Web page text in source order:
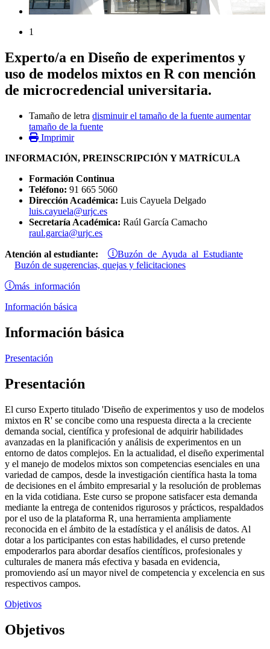
1
Experto/a en Diseño de experimentos y
uso de modelos mixtos en R con mención
de microcredencial universitaria.
Tamaño de letra disminuir el tamaño de la fuente aumentar
tamaño de la fuente
Imprimir
INFORMACIÓN, PREINSCRIPCIÓN Y MATRÍCULA
Formación Continua
Teléfono: 91 665 5060
Dirección Académica: Luis Cayuela Delgado
luis.cayuela@urjc.es
Secretaría Académica: Raúl García Camacho
raul.garcia@urjc.es
Atención al estudiante: Buzón de Ayuda al Estudiante
Buzón de sugerencias, quejas y felicitaciones
más información
Información básica
Información básica
Presentación
Presentación
El curso Experto titulado 'Diseño de experimentos y uso de modelos
mixtos en R' se concibe como una respuesta directa a la creciente
demanda social, científica y profesional de adquirir habilidades
avanzadas en la planificación y análisis de experimentos en un
entorno de datos complejos. En la actualidad, el diseño experimental
y el manejo de modelos mixtos son competencias esenciales en una
variedad de campos, desde la investigación científica hasta la toma
de decisiones en el ámbito empresarial y la resolución de problemas
en la vida cotidiana. Este curso se propone satisfacer esta demanda
mediante la entrega de contenidos rigurosos y prácticos, respaldados
por el uso de la plataforma R, una herramienta ampliamente
reconocida en el ámbito de la estadística y el análisis de datos. Al
dotar a los participantes con estas habilidades, el curso pretende
empoderarlos para abordar desafíos científicos, profesionales y
culturales de manera más efectiva y basada en evidencia,
promoviendo así un mayor nivel de competencia y excelencia en sus
respectivos campos.
Objetivos
Objetivos